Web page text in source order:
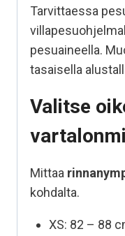
Tarvittaessa
pesuaineella.
tasaisella
Valitse
Mittaa
kohdalta.
XS: 82 – 88